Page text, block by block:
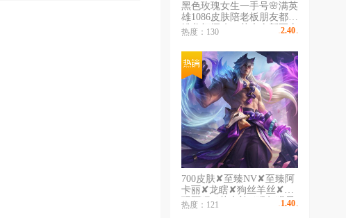
黑色玫瑰女生一手号🌸满英
雄1086皮肤陪老板朋友都不
错龙虾摄魂vn花木全新至太
千皮号龙虾各种各样皮肤都
有自己看图
热度：130 2.40
700皮肤✘至臻NV✘至臻阿
卡丽✘龙瞎✘狗丝羊丝✘电
玩阿狸✘花木兰✘猴年猴子
女警✘卧虎藏龙✘蛇年蛇女
热度：121 1.40